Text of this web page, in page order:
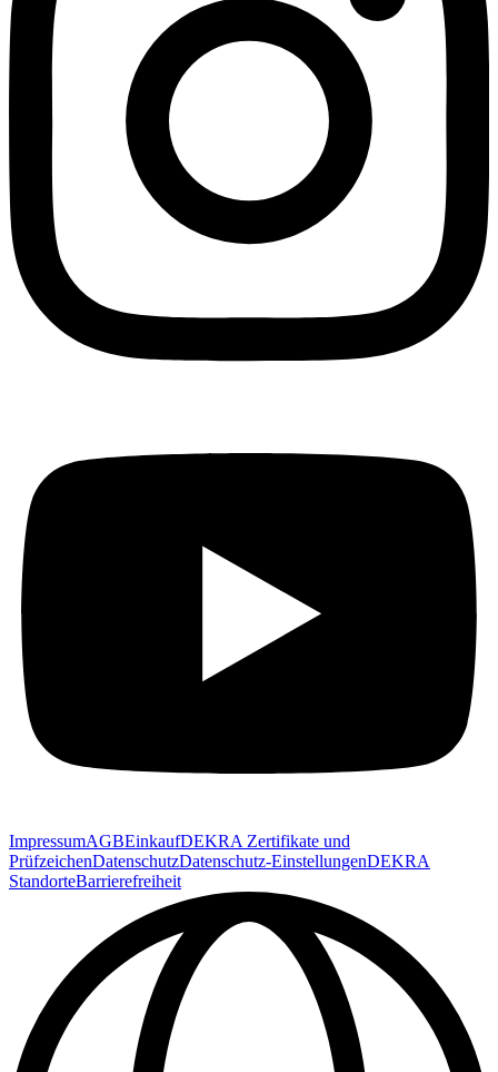
ImpressumAGBEinkaufDEKRA Zertifikate und
PrüfzeichenDatenschutzDatenschutz-EinstellungenDEKRA
StandorteBarrierefreiheit